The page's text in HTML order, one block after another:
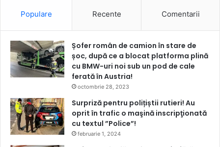
Populare Recente Comentarii
Șofer român de camion în stare de
șoc, după ce a blocat platforma plină
cu BMW-uri noi sub un pod de cale
ferată în Austria!
octombrie 28, 2023
Surpriză pentru polițiștii rutieri! Au
oprit în trafic o maşină inscripţionată
cu textul ”Police”!
februarie 1, 2024